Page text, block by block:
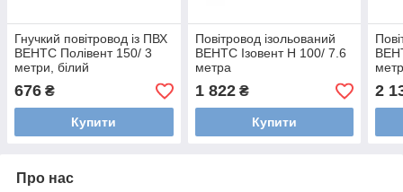
Гнучкий повітровод із ПВХ
ВЕНТС Полівент 150/ 3
метри, білий
676 ₴
Купити
Повітровод ізольований
ВЕНТС Ізовент Н 100/ 7.6
метра
1 822₴
Купити
2
Про нас